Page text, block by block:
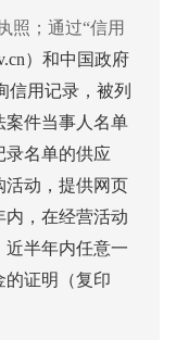
照； 通过“信用
）和中国政府
信用记录，被列
案件当事人名单
录名单的供应
活动，提供网页
内，在经营活动
近半年内任意一
的证明（复印